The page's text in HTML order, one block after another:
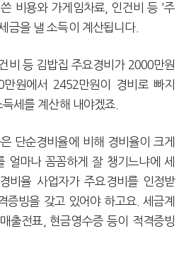
비용와 가게임차료, 인건비 등 '주
금을 낼 소득이 계산됩니다.
비 등 김밥집 주요경비가 2000만원
원에서 2452만원이 경비로 빠지
세를 계산해 내야겠죠.
단순경비율에 비해 경비율이 크게
얼마나 꼼꼼하게 잘 챙기느냐에 세
비율 사업자가 주요경비를 인정받
증빙을 갖고 있어야 하고요. 세금계
출전표, 현금영수증 등이 적격증빙